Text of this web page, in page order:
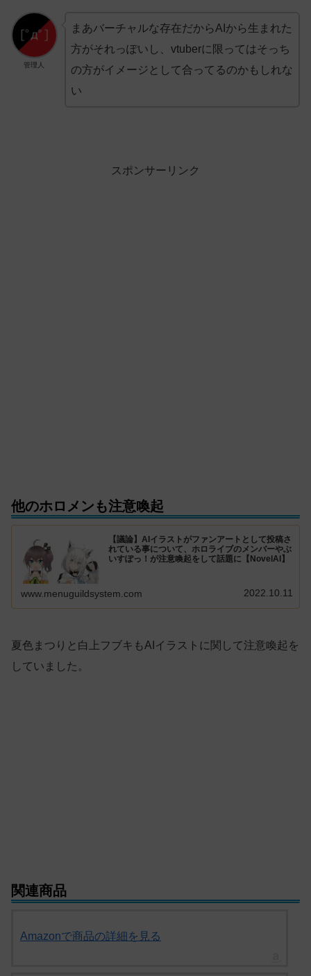
管理人
まあバーチャルな存在だからAIから生まれた
方がそれっぽいし、vtuberに限ってはそっち
の方がイメージとして合ってるのかもしれな
い
スポンサーリンク
他のホロメンも注意喚起
【議論】AIイラストがファンアートとして投稿さ
れている事について、ホロライブのメンバーやぶ
いすぽっ！が注意喚起をして話題に【NovelAI】
www.menuguildsystem.com 2022.10.11
夏色まつりと白上フブキもAIイラストに関して注意喚起を
していました。
関連商品
Amazonで商品の詳細を見る